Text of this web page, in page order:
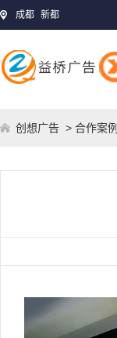
成都 新都
创想广告 > 合作案例